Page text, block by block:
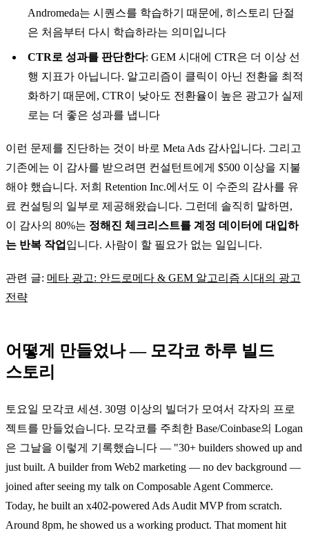
Andromeda는 시퀀스를 학습하기 때문에, 히스토리 단절
은 처음부터 다시 학습하라는 의미입니다
CTR로 성과를 판단한다: GEM 시대에 CTR은 더 이상 선
행 지표가 아닙니다. 알고리즘이 클릭이 아닌 전환을 최적
화하기 때문에, CTR이 낮아도 전환율이 높은 광고가 실제
로는 더 좋은 성과를 냅니다
이런 문제를 진단하는 것이 바로 Meta Ads 감사입니다. 그리고
기존에는 이 감사를 받으려면 컨설턴트에게 $500 이상을 지불
해야 했습니다. 저희 Retention Inc.에서도 이 수준의 감사를 유
료 컨설팅의 일부로 제공해왔습니다. 그런데 솔직히 말하면,
이 감사의 80%는 정해진 체크리스트를 계정 데이터에 대입하
는 반복 작업 입니다. 사람이 할 필요가 없는 일입니다.
관련 글: 메타 광고: 안드로메다 & GEM 알고리즘 시대의 광고
전략
어떻게 만들었나 — 모각코 하루 빌드
스토리
토요일 모각코 세션. 30명 이상의 빌더가 모여서 각자의 프로
젝트를 만들었습니다. 모각코를 주최한 Base/Coinbase의 Logan
은 그날을 이렇게 기록했습니다 — "30+ builders showed up and
just built. A builder from Web2 marketing — no dev background —
joined after seeing my talk on Composable Agent Commerce.
Today, he built an x402-powered Ads Audit MVP from scratch.
Around 8pm, he showed us a working product. That moment hit